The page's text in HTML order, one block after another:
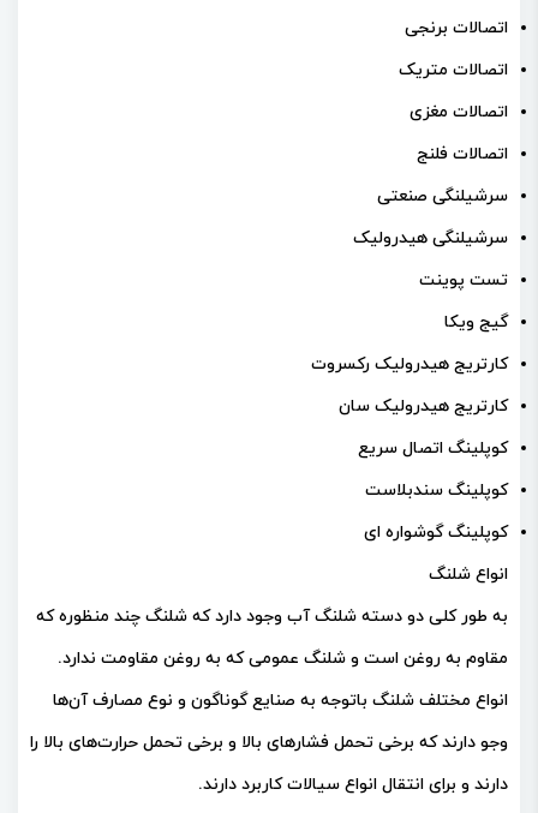
اتصالات برنجی
اتصالات متریک
اتصالات مغزی
اتصالات فلنج
سرشیلنگی صنعتی
سرشیلنگی هیدرولیک
تست پوینت
گیج ویکا
کارتریج هیدرولیک رکسروت
کارتریج هیدرولیک سان
کوپلینگ اتصال سریع
کوپلینگ سندبلاست
کوپلینگ گوشواره ای
انواع شلنگ
به طور کلی دو دسته شلنگ آب وجود دارد که شلنگ چند منظوره که
مقاوم به روغن است و شلنگ عمومی که به روغن مقاومت ندارد.
انواع مختلف شلنگ باتوجه به صنایع گوناگون و نوع مصارف آن‌ها
وجو دارند که برخی تحمل فشارهای بالا و برخی تحمل حرارت‌های بالا را
دارند و برای انتقال انواع سیالات کاربرد دارند.